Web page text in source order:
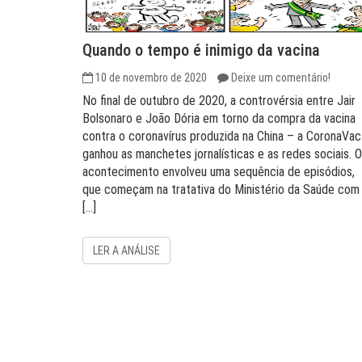
Quando o tempo é inimigo da vacina
10 de novembro de 2020 Deixe um comentário!
No final de outubro de 2020, a controvérsia entre Jair
Bolsonaro e João Dória em torno da compra da vacina
contra o coronavírus produzida na China – a
ganhou as manchetes jornalísticas e as redes sociais. O
acontecimento envolveu uma sequência de episódios,
que começam na tratativa do Ministério da Saúde
[…]
LER A ANÁLISE